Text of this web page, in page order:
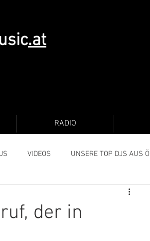
.at
RADIO
VIDEOS UNSERE TOP DJS AUS Ö
der in